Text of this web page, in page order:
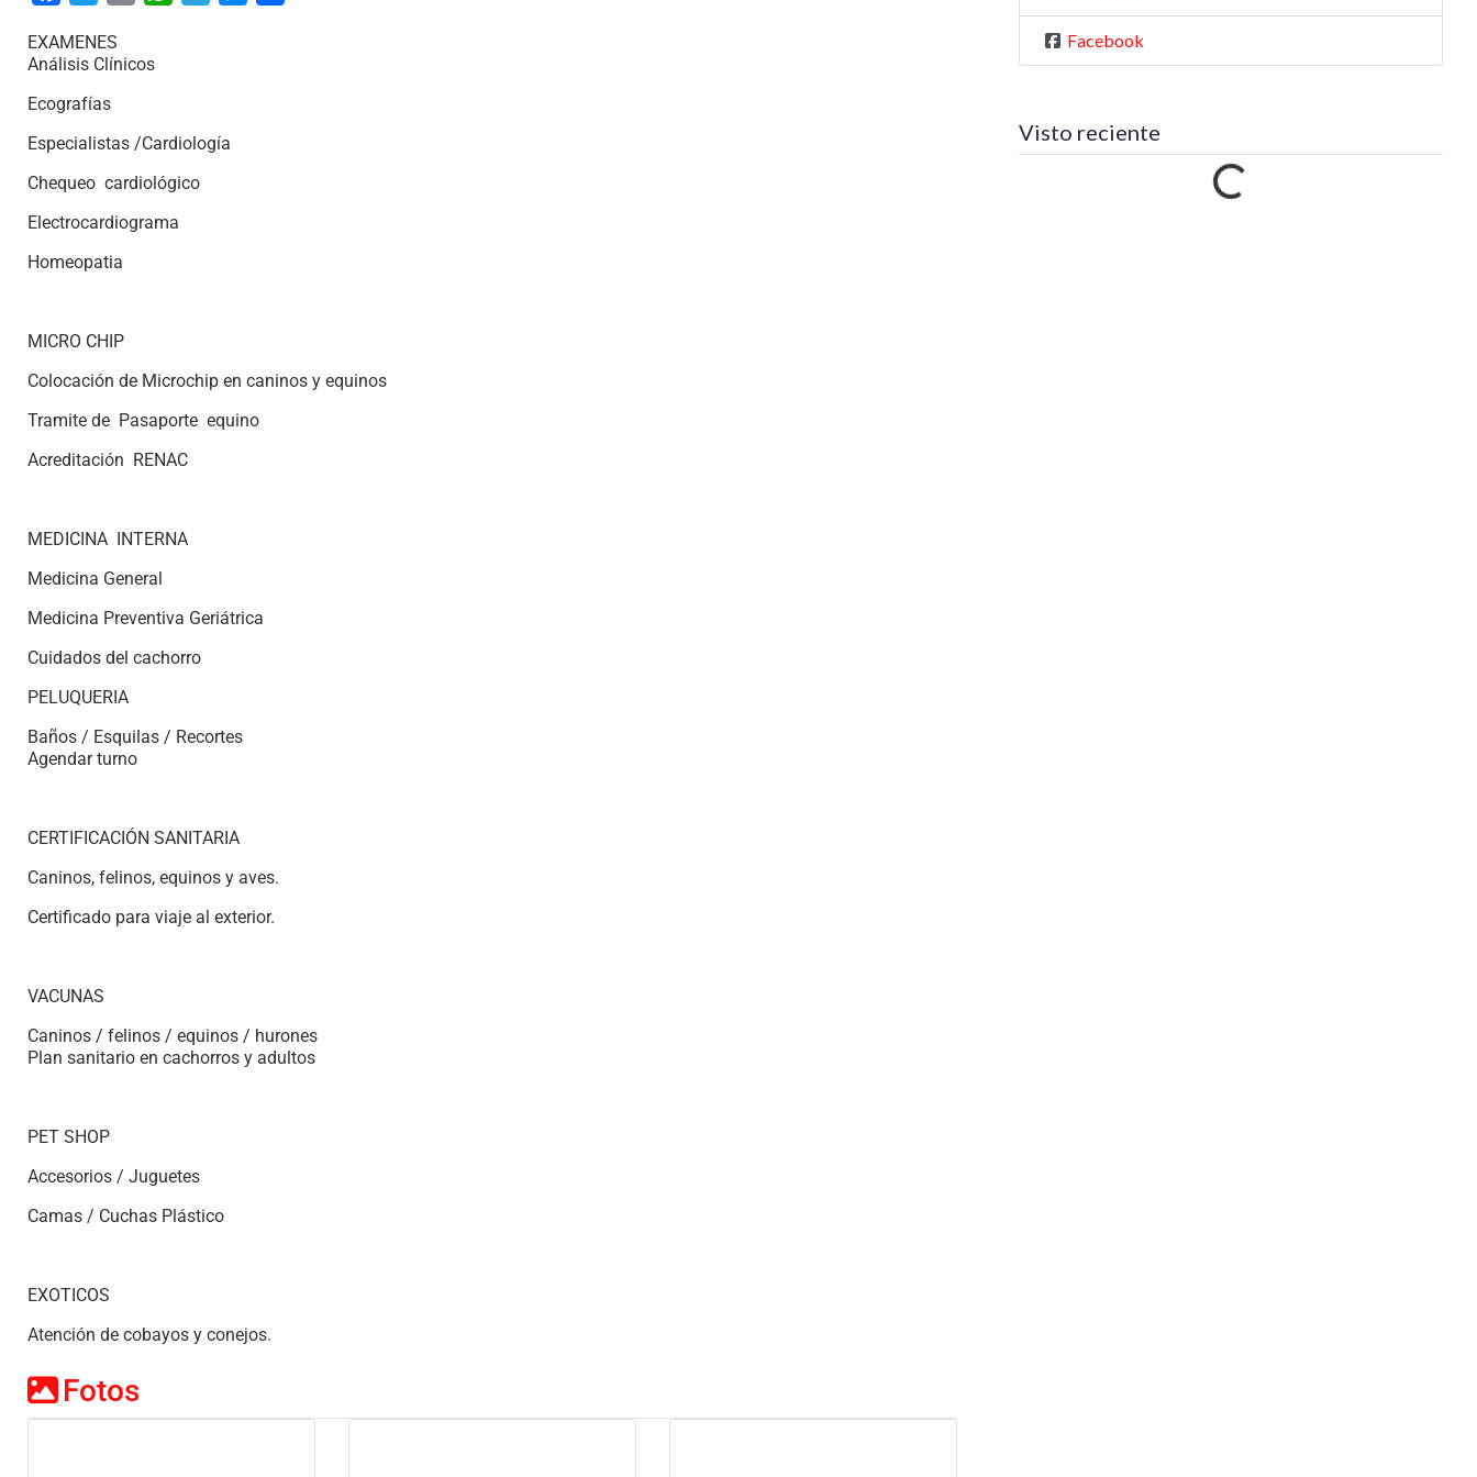
EXAMENES
Análisis Clínicos
Ecografías
Especialistas /Cardiología
Chequeo cardiológico
Electrocardiograma
Homeopatia
MICRO CHIP
Colocación de Microchip en caninos y equinos
Tramite de Pasaporte equino
Acreditación RENAC
MEDICINA INTERNA
Medicina General
Medicina Preventiva Geriátrica
Cuidados del cachorro
PELUQUERIA
Baños / Esquilas / Recortes
Agendar turno
CERTIFICACIÓN SANITARIA
Caninos, felinos, equinos y aves.
Certificado para viaje al exterior.
VACUNAS
Caninos / felinos / equinos / hurones
Plan sanitario en cachorros y adultos
PET SHOP
Accesorios / Juguetes
Camas / Cuchas Plástico
EXOTICOS
Atención de cobayos y conejos.
Fotos
Facebook
Visto reciente Cargando…